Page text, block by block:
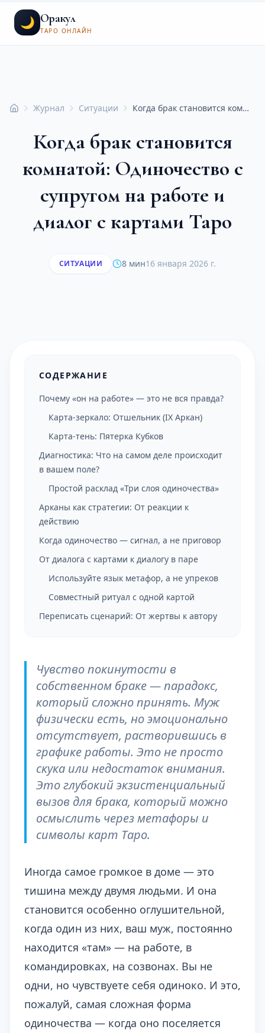
🌙 Оракул
ТАРО ОНЛАЙН
ГлавнаяЖурнал Ситуации Когда брак становится комнатой: Одиночество с супругом на работе и диалог с картами Таро
Когда брак становится
комнатой: Одиночество с
супругом на работе и
диалог с картами Таро
СИТУАЦИИ 8 мин16 января 2026 г.
СОДЕРЖАНИЕ
Почему «он на работе» — это не вся правда?
Карта-зеркало: Отшельник (IX Аркан)
Карта-тень: Пятерка Кубков
Диагностика: Что на самом деле происходит
в вашем поле?
Простой расклад «Три слоя одиночества»
Арканы как стратегии: От реакции к
действию
Когда одиночество — сигнал, а не приговор
От диалога с картами к диалогу в паре
Используйте язык метафор, а не упреков
Совместный ритуал с одной картой
Переписать сценарий: От жертвы к автору
Чувство покинутости в
собственном браке — парадокс,
который сложно принять. Муж
физически есть, но эмоционально
отсутствует, растворившись в
графике работы. Это не просто
скука или недостаток внимания.
Это глубокий экзистенциальный
вызов для брака, который можно
осмыслить через метафоры и
символы карт Таро.
Иногда самое громкое в доме — это
тишина между двумя людьми. И она
становится особенно оглушительной,
когда один из них, ваш муж, постоянно
находится «там» — на работе, в
командировках, на созвонах. Вы не
одни, но чувствуете себя одиноко. И это,
пожалуй, самая сложная форма
одиночества — когда оно поселяется